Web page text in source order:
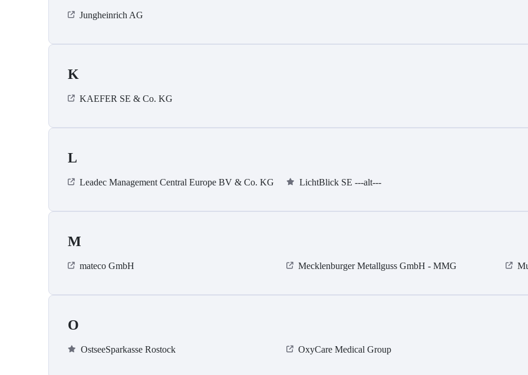
Jungheinrich AG
K
KAEFER SE & Co. KG
L
Leadec Management Central Europe BV & Co. KG LichtBlick SE ---alt---
M
mateco GmbH Mecklenburger Metallguss GmbH - MMG
O
OstseeSparkasse Rostock OxyCare Medical Group